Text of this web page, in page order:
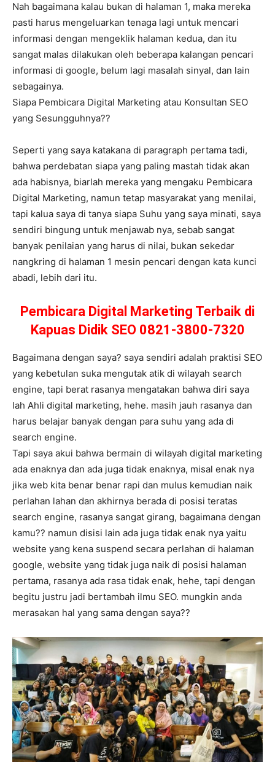
Nah bagaimana kalau bukan di halaman 1, maka mereka
pasti harus mengeluarkan tenaga lagi untuk mencari
informasi dengan mengeklik halaman kedua, dan itu
sangat malas dilakukan oleh beberapa kalangan pencari
informasi di google, belum lagi masalah sinyal, dan lain
sebagainya.
Siapa Pembicara Digital Marketing atau Konsultan SEO
yang Sesungguhnya??
Seperti yang saya katakana di paragraph pertama tadi,
bahwa perdebatan siapa yang paling mastah tidak akan
ada habisnya, biarlah mereka yang mengaku Pembicara
Digital Marketing, namun tetap masyarakat yang menilai,
tapi kalua saya di tanya siapa Suhu yang saya minati, saya
sendiri bingung untuk menjawab nya, sebab sangat
banyak penilaian yang harus di nilai, bukan sekedar
nangkring di halaman 1 mesin pencari dengan kata kunci
abadi, lebih dari itu.
Pembicara Digital Marketing Terbaik di
Kapuas Didik SEO 0821-3800-7320
Bagaimana dengan saya? saya sendiri adalah praktisi SEO
yang kebetulan suka mengutak atik di wilayah search
engine, tapi berat rasanya mengatakan bahwa diri saya
lah Ahli digital marketing, hehe. masih jauh rasanya dan
harus belajar banyak dengan para suhu yang ada di
search engine.
Tapi saya akui bahwa bermain di wilayah digital marketing
ada enaknya dan ada juga tidak enaknya, misal enak nya
jika web kita benar benar rapi dan mulus kemudian naik
perlahan lahan dan akhirnya berada di posisi teratas
search engine, rasanya sangat girang, bagaimana dengan
kamu?? namun disisi lain ada juga tidak enak nya yaitu
website yang kena suspend secara perlahan di halaman
google, website yang tidak juga naik di posisi halaman
pertama, rasanya ada rasa tidak enak, hehe, tapi dengan
begitu justru jadi bertambah ilmu SEO. mungkin anda
merasakan hal yang sama dengan saya??